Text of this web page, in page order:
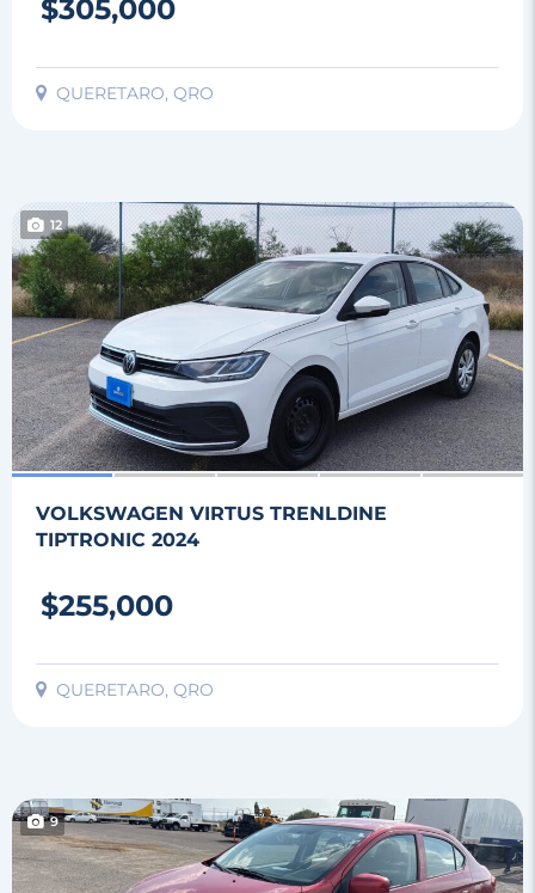
$305,000
QUERETARO, QRO
12
VOLKSWAGEN VIRTUS TRENLDINE
TIPTRONIC 2024
$255,000
QUERETARO, QRO
9